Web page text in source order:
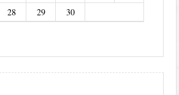
28 29
30